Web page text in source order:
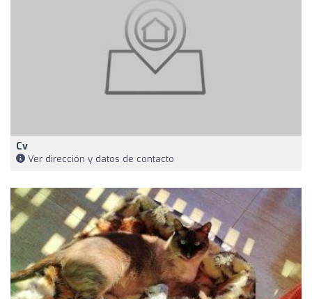
Cv
Ver dirección y datos de contacto